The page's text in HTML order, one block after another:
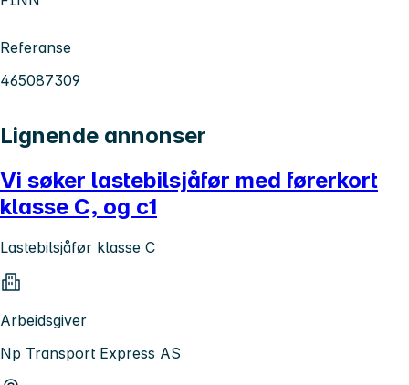
Referanse
465087309
Lignende annonser
Vi søker lastebilsjåfør med førerkort
klasse C, og c1
Lastebilsjåfør klasse C
Arbeidsgiver
Np Transport Express AS